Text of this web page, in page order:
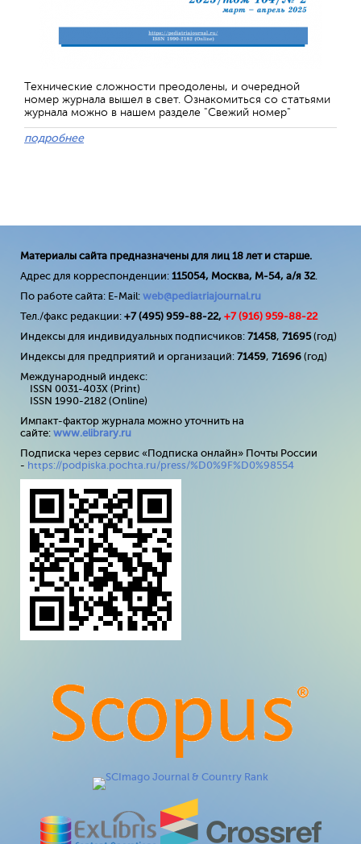
Технические сложности преодолены, и очередной
номер журнала вышел в свет. Ознакомиться со статьями
журнала можно в нашем разделе "Свежий номер"
подробнее
Материалы сайта предназначены для лиц 18 лет и старше.
Адрес для корреспонденции: 115054, Москва, М-54, а/я 32.
По работе сайта: E-Mail: web@pediatriajournal.ru
Тел./факс редакции: +7 (495) 959-88-22, +7 (916) 959-88-22
Индексы для индивидуальных подписчиков: 71458, 71695(год)
Индексы для предприятий и организаций: 71459, 71696 (год)
Международный индекс:
ISSN 0031-403X (Print)
ISSN 1990-2182 (Online)
Импакт-фактор журнала можно уточнить на
сайте: www.elibrary.ru
Подписка через сервис «Подписка онлайн» Почты России
- https://podpiska.pochta.ru/press/%D0%9F%D0%98554